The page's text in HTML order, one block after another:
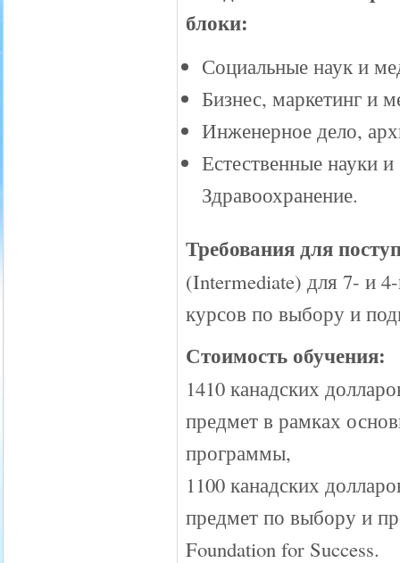
блоки:
Социальные наук и
Бизнес, маркетинг и
Инженерное дело,
Естественные науки и
Здравоохранение.
Требования для
(Intermediate) для 7- и
курсов по выбору и
Стоимость обучения:
1410 канадских
предмет в рамках
программы,
1100 канадских
предмет по выбору и
Foundation for Success.